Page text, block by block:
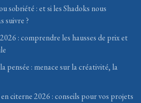
sobriété : et si les Shadoks nous
suivre ?
: comprendre les hausses de prix et
pensée : menace sur la créativité, la
citerne 2026 : conseils pour vos projets